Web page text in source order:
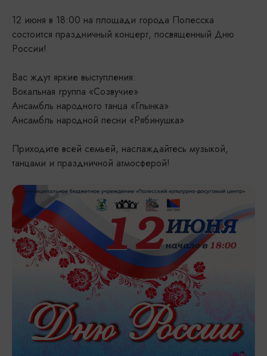
12 июня в 18:00 на площади города Полесска
состоится праздничный концерт, посвященный Дню
России!
Вас ждут яркие выступления:
Вокальная группа «Созвучие»
Ансамбль народного танца «Глынка»
Ансамбль народной песни «Рябинушка»
Приходите всей семьей, наслаждайтесь музыкой,
танцами и праздничной атмосферой!